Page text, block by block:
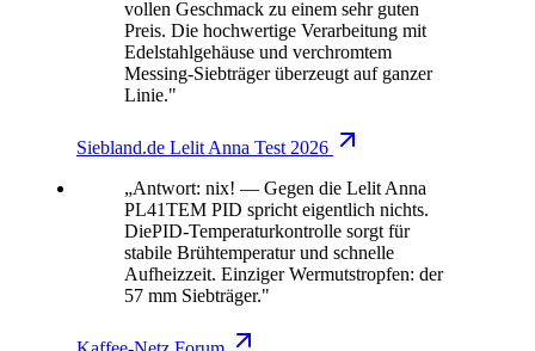
vollen Geschmack zu einem sehr guten
Preis. Die hochwertige Verarbeitung mit
Edelstahlgehäuse und verchromtem
Messing-Siebträger überzeugt auf ganzer
Linie."
Siebland.de Lelit Anna Test 2026
„Antwort: nix! — Gegen die Lelit Anna
PL41TEM PID spricht eigentlich nichts.
DiePID-Temperaturkontrolle sorgt für
stabile Brühtemperatur und schnelle
Aufheizzeit. Einziger Wermutstropfen: der
57 mm Siebträger."